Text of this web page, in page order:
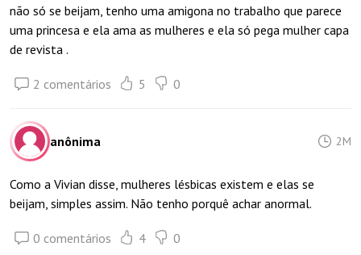
não só se beijam, tenho uma amigona no trabalho que parece
uma princesa e ela ama as mulheres e ela só pega mulher capa
de revista .
2 comentários 5 0
anônima 2M
Como a Vivian disse, mulheres lésbicas existem e elas se
beijam, simples assim. Não tenho porquê achar anormal.
0 comentários 4 0